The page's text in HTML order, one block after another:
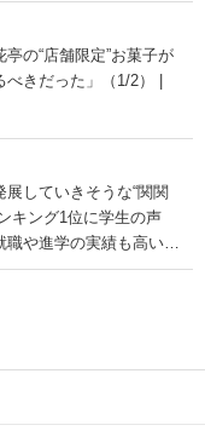
の“店舗限定”お菓子が
きだった」（1/2） |
していきそうな“関関
キング1位に学生の声
職や進学の実績も高い」